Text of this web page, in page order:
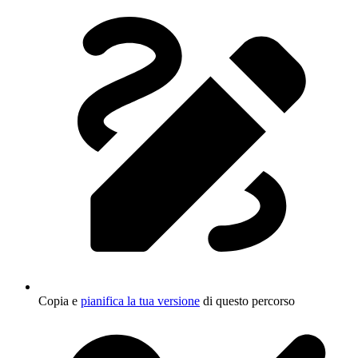
Copia e pianifica la tua versione di questo percorso